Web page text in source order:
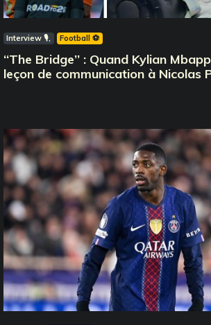
Interview 🎙️ Football ⚽️
‘‘The Bridge’’ : Quand Kylian
leçon de communication à Nicolas